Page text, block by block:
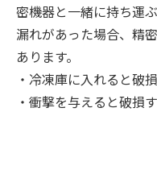
密機器と一緒に持ち運
漏れがあった場合、精
あります。
・冷凍庫に入れると破
・衝撃を与えると破損